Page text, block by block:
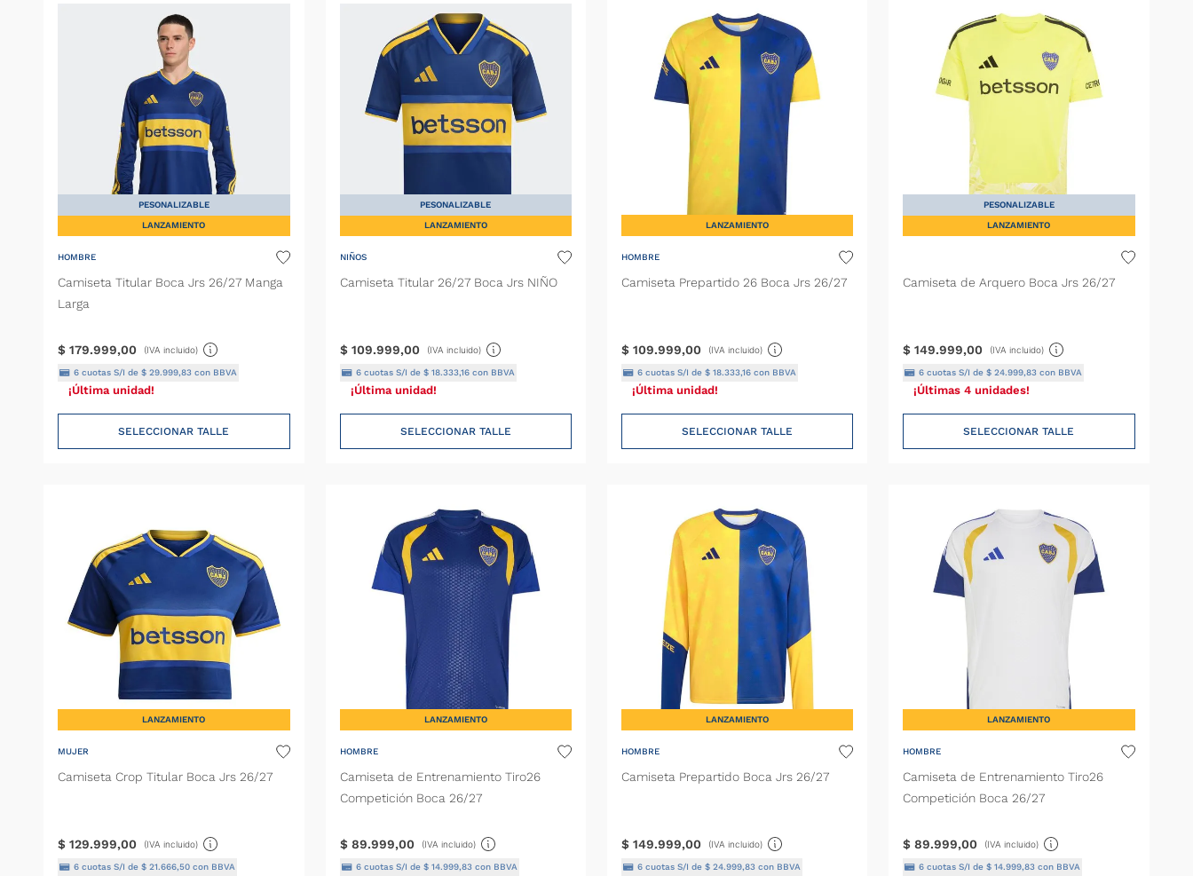
LANZAMIENTO
PESONALIZABLE
HOMBRE
Camiseta Titular Boca Jrs 26/27 Manga
Larga
$ 179.999,00 (IVA incluido)
6 cuotas S/I de$ 29.999,83 con BBVA
¡Última unidad!
SELECCIONAR TALLE
LANZAMIENTO
PESONALIZABLE
NIÑOS
Camiseta Titular 26/27 Boca Jrs NIÑO
$ 109.999,00 (IVA incluido)
6cuotas S/I de $ 18.333,16con BBVA
¡Última unidad!
SELECCIONAR TALLE
LANZAMIENTO
HOMBRE
Camiseta Prepartido 26 Boca Jrs 26/27
$ 109.999,00 (IVA incluido)
6cuotas S/I de $ 18.333,16con BBVA
¡Última unidad!
SELECCIONAR TALLE
LANZAMIENTO
PESONALIZABLE
Camiseta de Arquero Boca Jrs 26/27
$ 149.999,00 (IVA incluido)
6 cuotas S/I de$ 24.999,83 con BBVA
¡Últimas 4 unidades!
SELECCIONAR TALLE
LANZAMIENTO
MUJER
Camiseta Crop Titular Boca Jrs 26/27
$ 129.999,00 (IVA incluido)
6 cuotas S/I de$ 21.666,50 con BBVA
LANZAMIENTO
HOMBRE
Camiseta de Entrenamiento Tiro26
Competición Boca 26/27
$ 89.999,00 (IVA incluido)
6cuotas S/I de $ 14.999,83con BBVA
LANZAMIENTO
HOMBRE
Camiseta Prepartido Boca Jrs 26/27
$ 149.999,00 (IVA incluido)
6cuotas S/I de $ 24.999,83con BBVA
LANZAMIENTO
HOMBRE
Camiseta de Entrenamiento Tiro26
Competición Boca 26/27
$ 89.999,00 (IVA incluido)
6 cuotas S/I de$ 14.999,83 con BBVA